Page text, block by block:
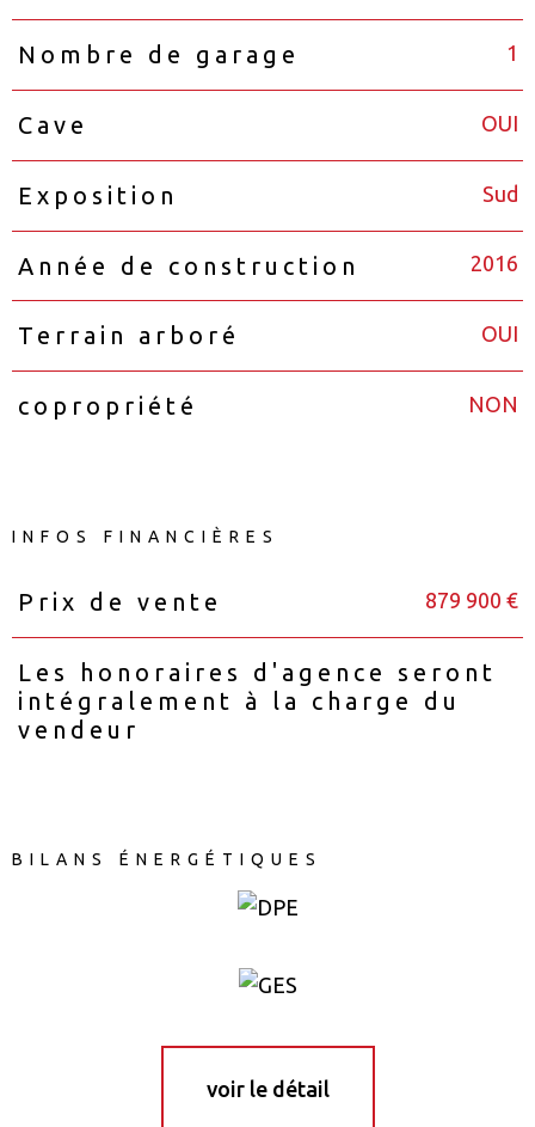
Nombre de garage 1
Cave OUI
Exposition Sud
Année de construction 2016
Terrain arboré OUI
copropriété NON
INFOS FINANCIÈRES
Caractéristiques Valeurs
Prix de vente 879 900 €
Les honoraires d'agence seront
intégralement à la charge du
vendeur
BILANS ÉNERGÉTIQUES
voir le détail